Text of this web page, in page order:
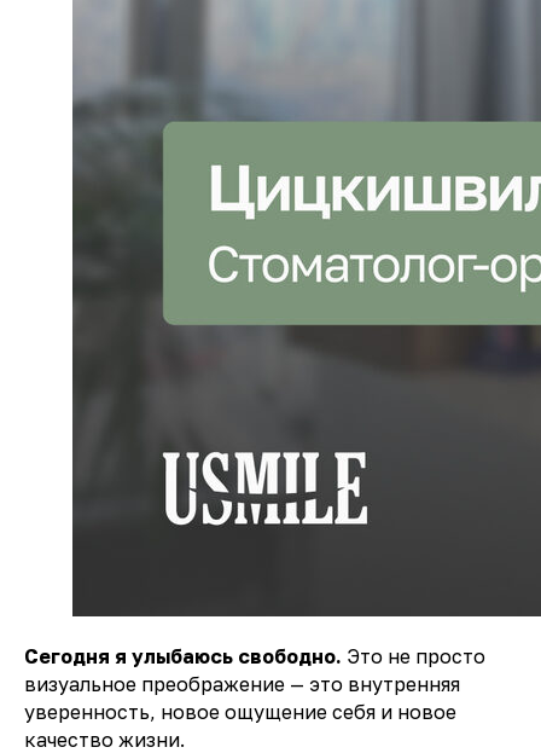
Сегодня я улыбаюсь свободно. Это не просто
визуальное преображение — это внутренняя
уверенность, новое ощущение себя и новое
качество жизни.